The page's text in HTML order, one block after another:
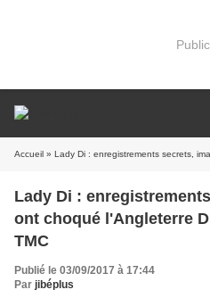
Accueil » Lady Di : enregistrements secrets, images qui
Lady Di :
ont choqué l'Angleterre
TMC
Publié le 03/09/2017 à 17:44
Par jibéplus